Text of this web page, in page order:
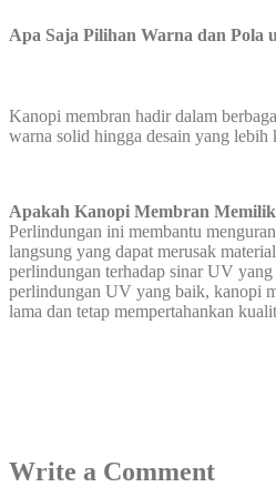
Apa Saja Pilihan Warna dan Pola
Kanopi membran hadir dalam
warna solid hingga desain yang lebih
Apakah Kanopi Membran
Perlindungan ini membantu
langsung yang dapat merusak
perlindungan terhadap sinar UV
perlindungan UV yang baik, kanopi
lama dan tetap mempertahankan
Write a Comment